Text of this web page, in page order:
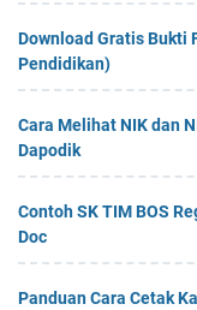
Download Gratis Bukti
Pendidikan)
Cara Melihat NIK dan
Dapodik
Contoh SK TIM BOS
Doc
Panduan Cara Cetak